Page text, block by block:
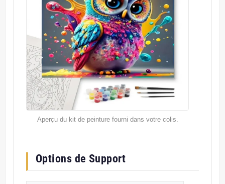
Aperçu du kit de peinture fourni dans votre colis.
Options de Support